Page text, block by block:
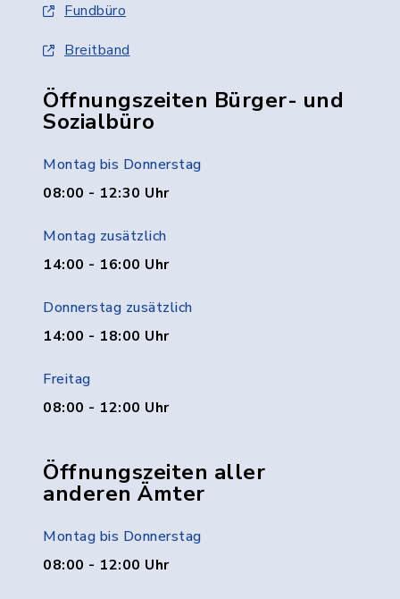
Fundbüro
Breitband
Öffnungszeiten Bürger- und
Sozialbüro
Montag bis Donnerstag
08:00 - 12:30 Uhr
Montag zusätzlich
14:00 - 16:00 Uhr
Donnerstag zusätzlich
14:00 - 18:00 Uhr
Freitag
08:00 - 12:00 Uhr
Öffnungszeiten aller
anderen Ämter
Montag bis Donnerstag
08:00 - 12:00 Uhr